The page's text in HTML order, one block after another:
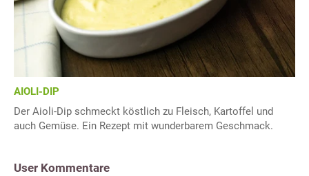
AIOLI-DIP
Der Aioli-Dip schmeckt köstlich zu Fleisch, Kartoffel und
auch Gemüse. Ein Rezept mit wunderbarem Geschmack.
User Kommentare